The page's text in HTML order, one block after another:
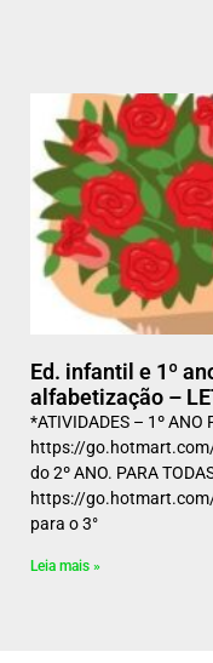
Ed. infantil e 1º
alfabetização –
*ATIVIDADES – 1º
https://
do 2º ANO. PARA
https://
para o 3°
Leia mais »